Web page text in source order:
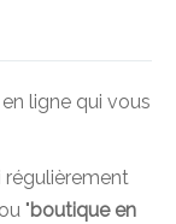
ligne qui vous
régulièrement
"boutique en